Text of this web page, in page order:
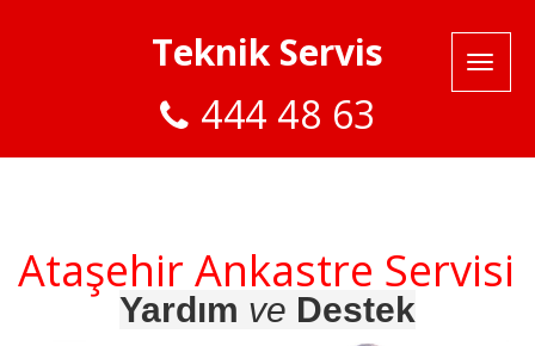
Teknik Servis
444 48 63
Ataşehir Ankastre Servisi
Yardım ve Destek